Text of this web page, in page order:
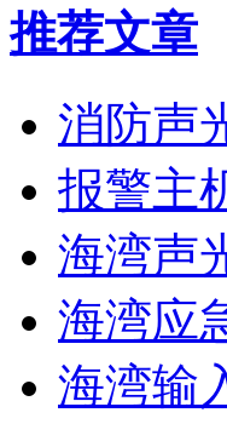
推荐文章
消防声
报警主
海湾声
海湾应
海湾输